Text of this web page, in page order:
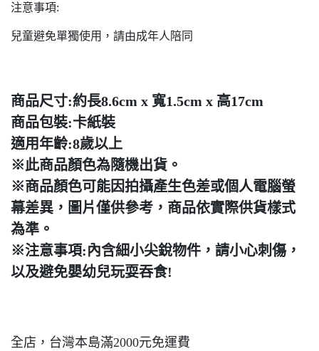
注意事項:
兒童避免單獨使用，請由成年人陪同
商品尺寸:約長8.6cm x 寬1.5cm x 高17cm
商品包裝:卡紙裝
適用年齡:8歲以上
※此商品顏色為隨機出貨。
※商品顏色可能因拍攝產生色差或個人電腦螢
幕差異，圖片僅供參考，商品依實際供貨樣式
為準。
※注意事項:內含細小尖銳物件，請小心刺傷，
以及避免嬰幼兒玩耍吞食!
全店，台灣本島滿2000元免運費